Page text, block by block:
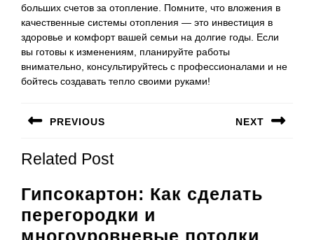
больших счетов за отопление. Помните, что вложения в
качественные системы отопления — это инвестиция в
здоровье и комфорт вашей семьи на долгие годы. Если
вы готовы к изменениям, планируйте работы
внимательно, консультируйтесь с профессионалами и не
бойтесь создавать тепло своими руками!
по
записям
PREVIOUS
запись:
NEXT
Related Post
Гипсокартон: Как сделать
перегородки и
многоуровневые потолки